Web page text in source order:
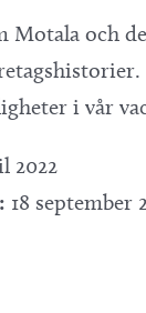
Motala och
i vår
2022
18 september